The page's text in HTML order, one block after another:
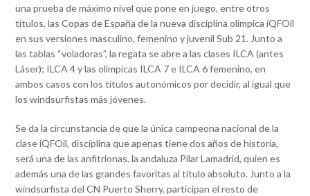
una prueba de máximo nivel que pone en juego, entre otros
títulos, las Copas de España de la nueva disciplina olímpica iQFOil
en sus versiones masculino, femenino y juvenil Sub 21. Junto a
las tablas “voladoras”, la regata se abre a las clases ILCA (antes
Láser); ILCA 4 y las olímpicas ILCA 7 e ILCA 6 femenino, en
ambos casos con los títulos autonómicos por decidir, al igual que
los windsurfistas más jóvenes.
Se da la circunstancia de que la única campeona nacional de la
clase iQFOil, disciplina que apenas tiene dos años de historia,
será una de las anfitrionas, la andaluza Pilar Lamadrid, quien es
además una de las grandes favoritas al título absoluto. Junto a la
windsurfista del CN Puerto Sherry, participan el resto de